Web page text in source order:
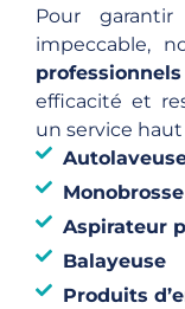
Pour
impeccable,
efficacité et
un service
Monobrosse
Aspirateur
Balayeuse
Produits